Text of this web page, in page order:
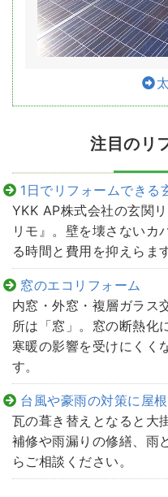
注目のリ
1日でリフォームできる
YKK AP株式会社の玄関
リモ』。壁を壊さないカ
る時間と費用を抑えらま
窓のエコリフォーム
内窓・外窓・複層ガラス
所は「窓」。窓の断熱化
寒暖の影響を受けにくく
す。
台風や豪雨の対策に屋
瓦の葺き替えとなると大
補修や雨漏りの修繕、雨
らご相談ください。